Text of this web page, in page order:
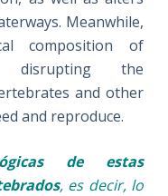
Meanwhile,
composition of
disrupting the
and other
and reproduce.
de estas
, es decir, lo